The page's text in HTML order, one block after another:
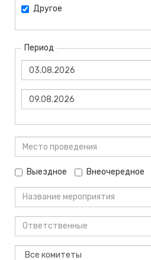
Другое
Период
Выездное Внеочередное